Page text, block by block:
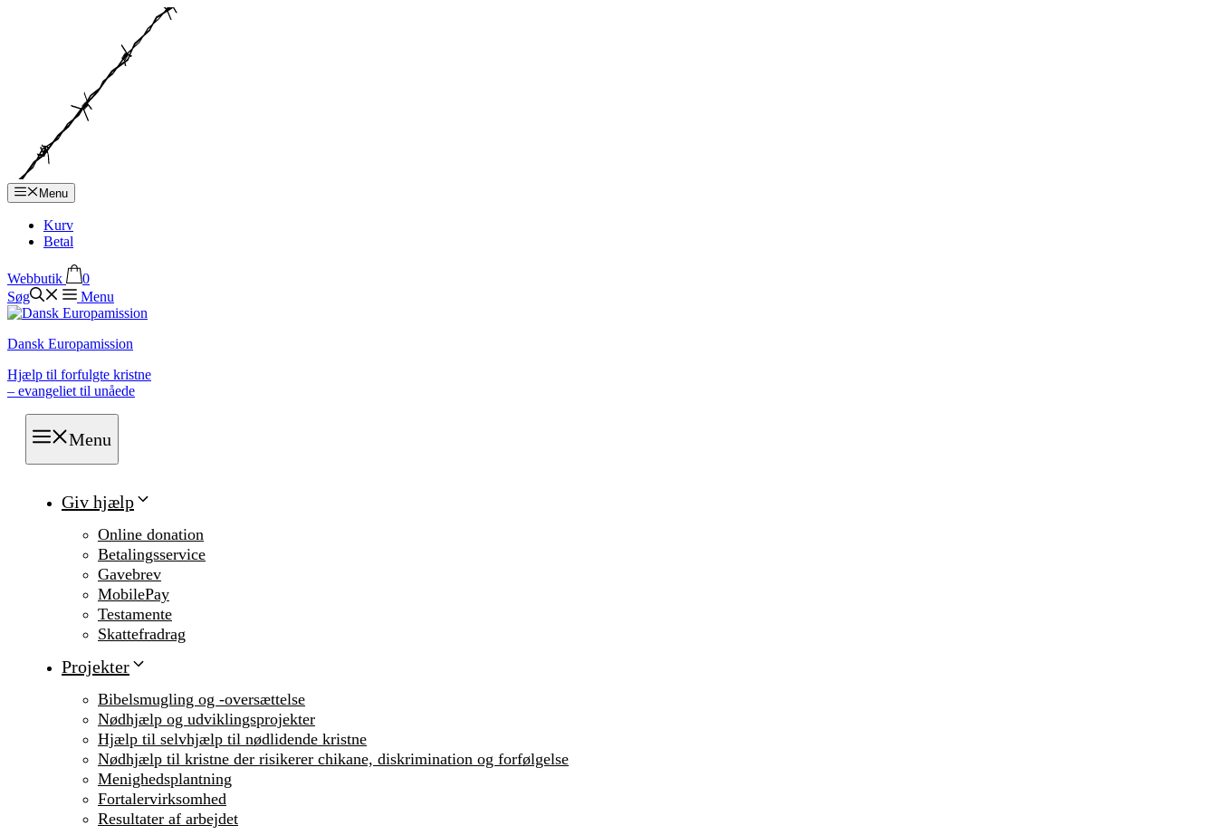
Menu
Kurv
Betal
Webbutik
0
Søg
Menu
Dansk Europamission
Hjælp til forfulgte kristne
– evangeliet til unåede
Menu
Giv hjælp
Online donation
Betalingsservice
Gavebrev
MobilePay
Testamente
Skattefradrag
Projekter
Bibelsmugling og -oversættelse
Nødhjælp og udviklingsprojekter
Hjælp til selvhjælp til nødlidende kristne
Nødhjælp til kristne der risikerer chikane, diskrimination og forfølgelse
Menighedsplantning
Fortalervirksomhed
Resultater af arbejdet